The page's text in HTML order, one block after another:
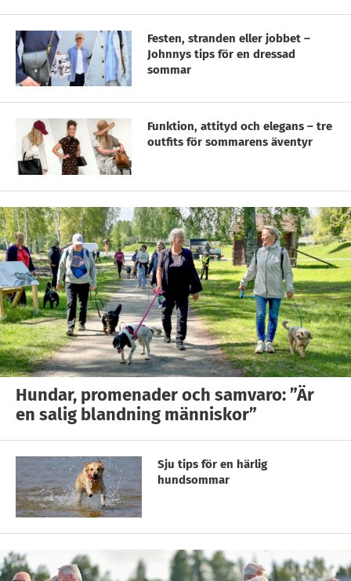
Festen, stranden eller jobbet –
Johnnys tips för en dressad
sommar
Funktion, attityd och elegans – tre
outfits för sommarens äventyr
Hundar, promenader och samvaro: ”Är
en salig blandning människor”
Sju tips för en härlig
hundsommar